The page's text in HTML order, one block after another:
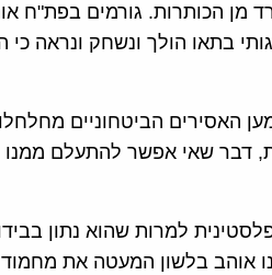
מן הכותרות. גורמים בפת"ח
בתאו הולך ונשחק ונראה כי
האסירים הביטחוניים
דבר שאי אפשר להתעלם ממנו
למרות שהוא נתון
אוהב בלשון המעטה את